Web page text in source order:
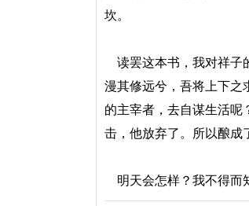
坎。
读罢这本书，我对祥子
漫其修远兮，吾将上下之
的主宰者，去自谋生活呢
击，他放弃了。所以酿成
明天会怎样？我不得而